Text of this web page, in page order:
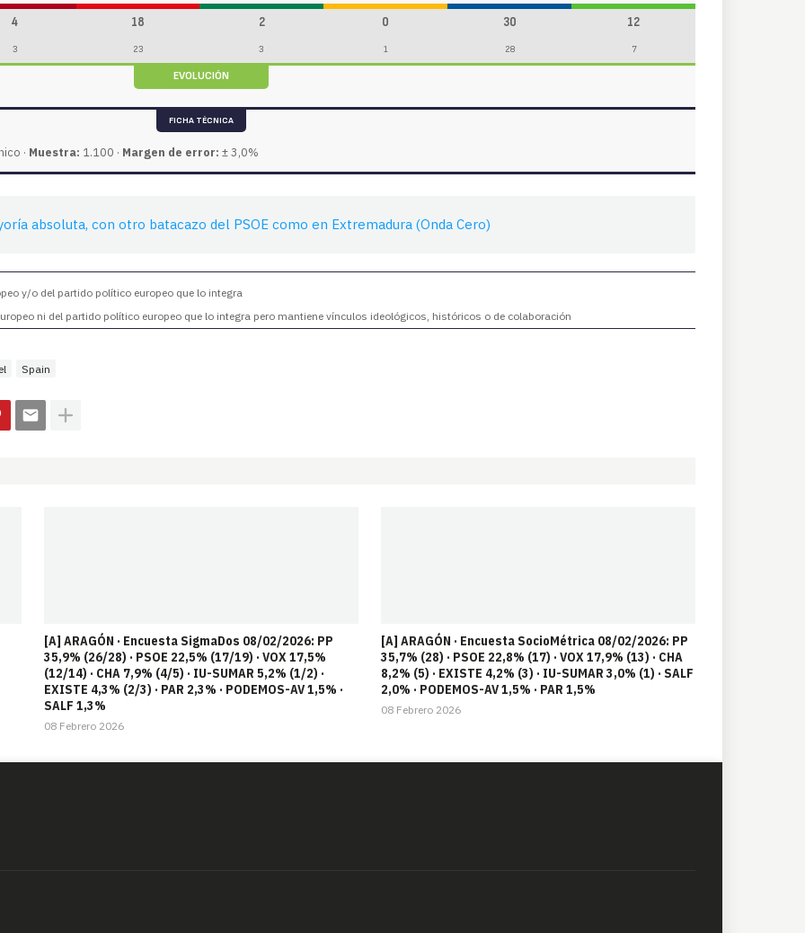
4 18 2 0 30 12
3 23 3 1 28 7
EVOLUCIÓN
FICHA TÉCNICA
· Muestra: 1.100 · Margen de error: ± 3,0%
absoluta, con otro batacazo del PSOE como en Extremadura (Onda Cero)
y/o del partido político europeo que lo integra
ni del partido político europeo que lo integra pero mantiene vínculos ideológicos, históricos o de colaboración
Spain
[A] ARAGÓN · Encuesta SigmaDos 08/02/2026: PP
35,9% (26/28) · PSOE 22,5% (17/19) · VOX 17,5%
(12/14) · CHA 7,9% (4/5) · IU-SUMAR 5,2% (1/2) ·
EXISTE 4,3% (2/3) · PAR 2,3% · PODEMOS-AV 1,5% ·
SALF 1,3%
08 Febrero 2026
[A] ARAGÓN · Encuesta SocioMétrica 08/02/2026: PP
35,7% (28) · PSOE 22,8% (17) · VOX 17,9% (13) · CHA
8,2% (5) · EXISTE 4,2% (3) · IU-SUMAR 3,0% (1) · SALF
2,0% · PODEMOS-AV 1,5% · PAR 1,5%
08 Febrero 2026